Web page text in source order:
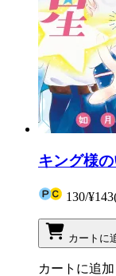
キング様
130/¥143
カートに
カートに追